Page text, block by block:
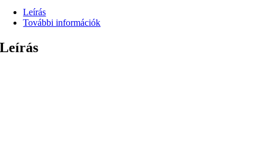
Leírás
További információk
Leírás